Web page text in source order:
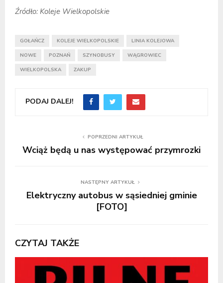
Źródło: Koleje Wielkopolskie
GOŁAŃCZ KOLEJE WIELKOPOLSKIE LINIA KOLEJOWA
NOWE POZNAŃ SZYNOBUSY WĄGROWIEC
WIELKOPOLSKA ZAKUP
PODAJ DALEJ!
POPRZEDNI ARTYKUŁ
Wciąż będą u nas występować przymrozki
NASTĘPNY ARTYKUŁ
Elektryczny autobus w sąsiedniej gminie
[FOTO]
CZYTAJ TAKŻE